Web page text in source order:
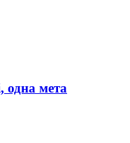
одна мета